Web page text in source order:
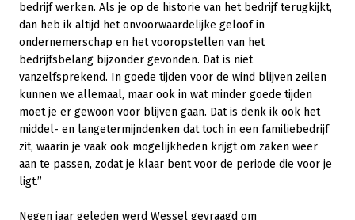
bedrijf werken. Als je op de historie van het bedrijf terugkijkt,
dan heb ik altijd het onvoorwaardelijke geloof in
ondernemerschap en het vooropstellen van het
bedrijfsbelang bijzonder gevonden. Dat is niet
vanzelfsprekend. In goede tijden voor de wind blijven zeilen
kunnen we allemaal, maar ook in wat minder goede tijden
moet je er gewoon voor blijven gaan. Dat is denk ik ook het
middel- en langetermijndenken dat toch in een familiebedrijf
zit, waarin je vaak ook mogelijkheden krijgt om zaken weer
aan te passen, zodat je klaar bent voor de periode die voor je
ligt.”
Negen jaar geleden werd Wessel gevraagd om